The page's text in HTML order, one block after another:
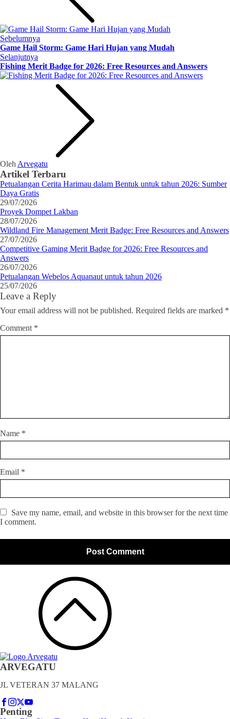
Sebelumnya
Game Hail Storm: Game Hari Hujan yang Mudah
Selanjutnya
Fishing Merit Badge for 2026: Free Resources and Answers
Oleh Arvegatu
Artikel Terbaru
Petualangan Cerita Harimau dalam Bentuk untuk tahun 2026: Sumber
Daya Gratis
29/07/2026
Proyek Dompet Lakban
28/07/2026
Wildland Fire Management Merit Badge: Free Resources and Answers
27/07/2026
Competitive Gaming Merit Badge for 2026: Free Resources and
Answers
26/07/2026
Petualangan Webelos Aquanaut untuk tahun 2026
25/07/2026
Leave a Reply
Your email address will not be published. Required fields are marked *
Comment *
Name *
Email *
Save my name, email, and website in this browser for the next time
I comment.
ARVEGATU
JL VETERAN 37 MALANG
Penting